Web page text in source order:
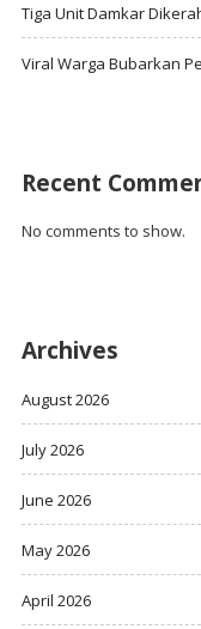
Tiga Unit Damkar
Viral Warga Bubarkan
Recent
No comments to show.
Archives
August 2026
July 2026
June 2026
May 2026
April 2026